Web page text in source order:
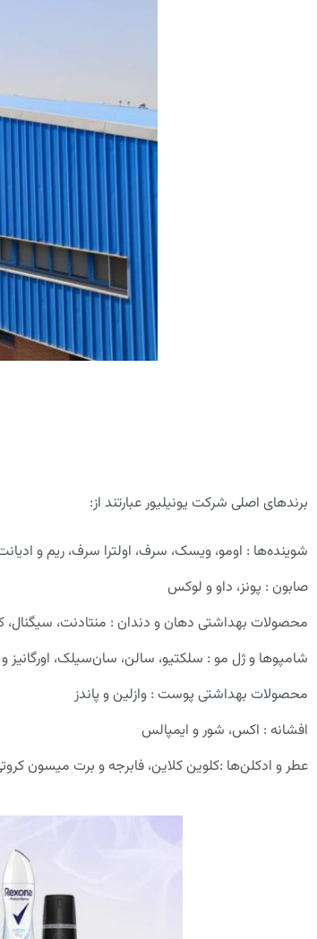
برندهای اصلی شرکت یونیلیور عبارتند از:
شوینده‌ها : اومو، ویسک، سرف، اولترا سرف، ریم و
صابون : پونز، داو و لوکس
محصولات بهداشتی دهان و دندان : منتادنت، سیگنال،
شامپوها و ژل مو : سلکتیو، سالن، سان‌سیلک، اورگانیز
محصولات بهداشتی پوست : وازلین و پاندز
افشانه : اکس، شور و ایمپالس
عطر و ادکلن‌ها :کلوین کلاین، فابرجه و برت میسون